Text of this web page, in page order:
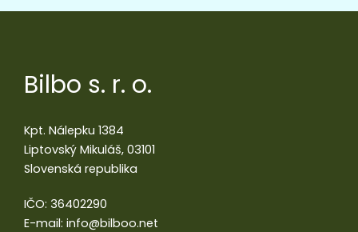
Bilbo s. r. o.
Kpt. Nálepku 1384
Liptovský Mikuláš, 03101
Slovenská republika
IČO: 36402290
E-mail: info@bilboo.net